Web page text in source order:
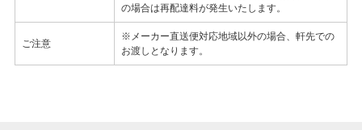
の場合は再配達料が発生いたします。
ご注意
※メーカー直送便対応地域以外の場合、軒先での
お渡しとなります。